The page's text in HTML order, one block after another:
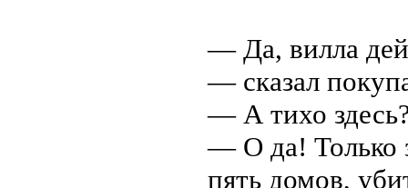
— Да, вилла
— сказал
— А тихо
— О да! Только
пять домов,